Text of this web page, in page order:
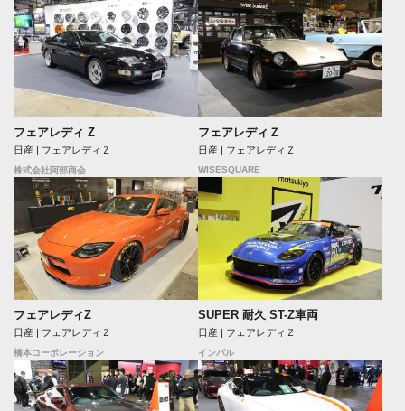
フェアレディ Z
日産 | フェアレディＺ
株式会社阿部商会
フェアレディＺ
日産 | フェアレディＺ
WISESQUARE
フェアレディZ
日産 | フェアレディＺ
橋本コーポレーション
SUPER 耐久 ST-Z車両
日産 | フェアレディＺ
インパル